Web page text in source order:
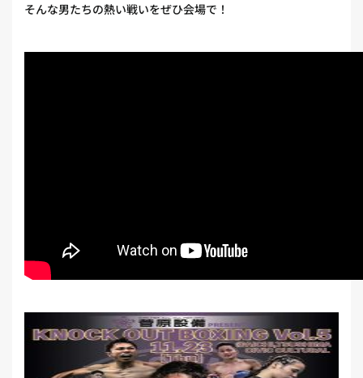
そんな男たちの熱い戦いをぜひ会場で！